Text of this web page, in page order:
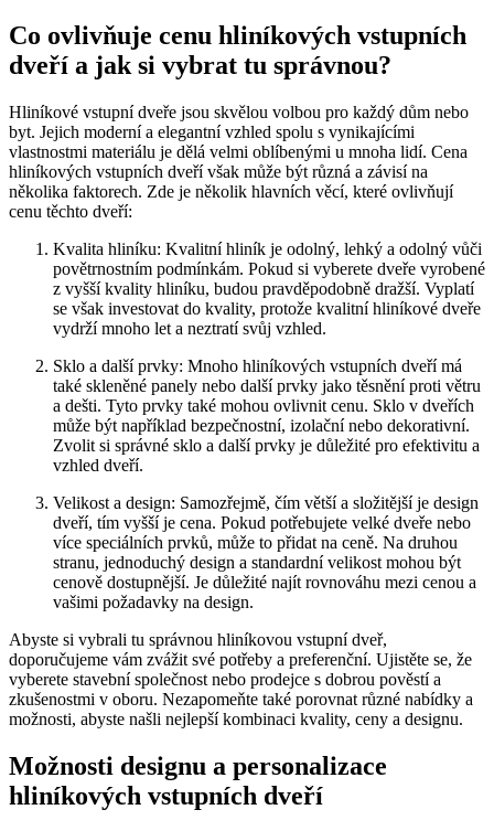
Co ovlivňuje cenu hliníkových vstupních
dveří a jak si vybrat tu správnou?
Hliníkové vstupní dveře jsou skvělou volbou pro každý dům nebo
byt. Jejich moderní a elegantní vzhled spolu s vynikajícími
vlastnostmi materiálu je dělá velmi oblíbenými u mnoha lidí. Cena
hliníkových vstupních dveří však může být různá a závisí na
několika faktorech. Zde je několik hlavních věcí, které ovlivňují
cenu těchto dveří:
Kvalita hliníku: Kvalitní hliník je odolný, lehký a odolný vůči
povětrnostním podmínkám. Pokud si vyberete dveře vyrobené
z vyšší kvality hliníku, budou pravděpodobně dražší. Vyplatí
se však investovat do kvality, protože kvalitní hliníkové dveře
vydrží mnoho let a neztratí svůj vzhled.
Sklo a další prvky: Mnoho hliníkových vstupních dveří má
také skleněné panely nebo další prvky jako těsnění proti větru
a dešti. Tyto prvky také mohou ovlivnit cenu. Sklo v dveřích
může být například bezpečnostní, izolační nebo dekorativní.
Zvolit si správné sklo a další prvky je důležité pro efektivitu a
vzhled dveří.
Velikost a design: Samozřejmě, čím větší a složitější je design
dveří, tím vyšší je cena. Pokud potřebujete velké dveře nebo
více speciálních prvků, může to přidat na ceně. Na druhou
stranu, jednoduchý design a standardní velikost mohou být
cenově dostupnější. Je důležité najít rovnováhu mezi cenou a
vašimi požadavky na design.
Abyste si vybrali tu správnou hliníkovou vstupní dveř,
doporučujeme vám zvážit své potřeby a preferenční. Ujistěte se, že
vyberete stavební společnost nebo prodejce s dobrou pověstí a
zkušenostmi v oboru. Nezapomeňte také porovnat různé nabídky a
možnosti, abyste našli nejlepší kombinaci kvality, ceny a designu.
Možnosti designu a personalizace
hliníkových vstupních dveří